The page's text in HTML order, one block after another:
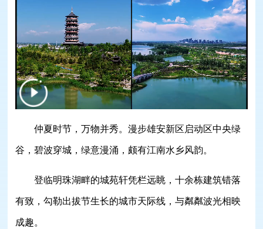
仲夏时节，万物并秀。漫步雄安新区启动区中央绿
谷，碧波穿城，绿意漫涌，颇有江南水乡风韵。
登临明珠湖畔的城苑轩凭栏远眺，十余栋建筑错落
有致，勾勒出拔节生长的城市天际线，与粼粼波光相映
成趣。